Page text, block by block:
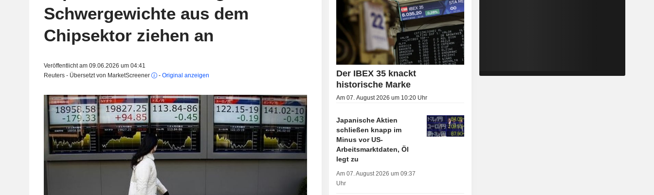
Schwergewichte aus dem
Chipsektor ziehen an
Veröffentlicht am 09.06.2026 um 04:41
Reuters - Übersetzt von MarketScreener
- Original anzeigen
Der IBEX 35 knackt
historische Marke
Am 07. August 2026 um 10:20 Uhr
Japanische Aktien
schließen knapp im
Minus vor US-
Arbeitsmarktdaten, Öl
legt zu
Am 07. August 2026 um 09:37
Uhr